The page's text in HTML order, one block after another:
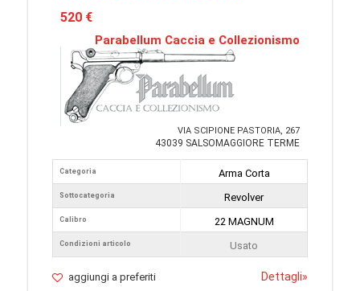
520 €
Parabellum Caccia e Collezionismo
VIA SCIPIONE PASTORIA, 267
43039 SALSOMAGGIORE TERME
Categoria
Sottocategoria
Calibro
Condizioni articolo
Arma Corta
Revolver
22 MAGNUM
Usato
aggiungi a preferiti Dettagli»